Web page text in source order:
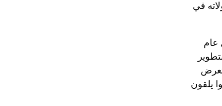
في
عام
"كانوا يلقون